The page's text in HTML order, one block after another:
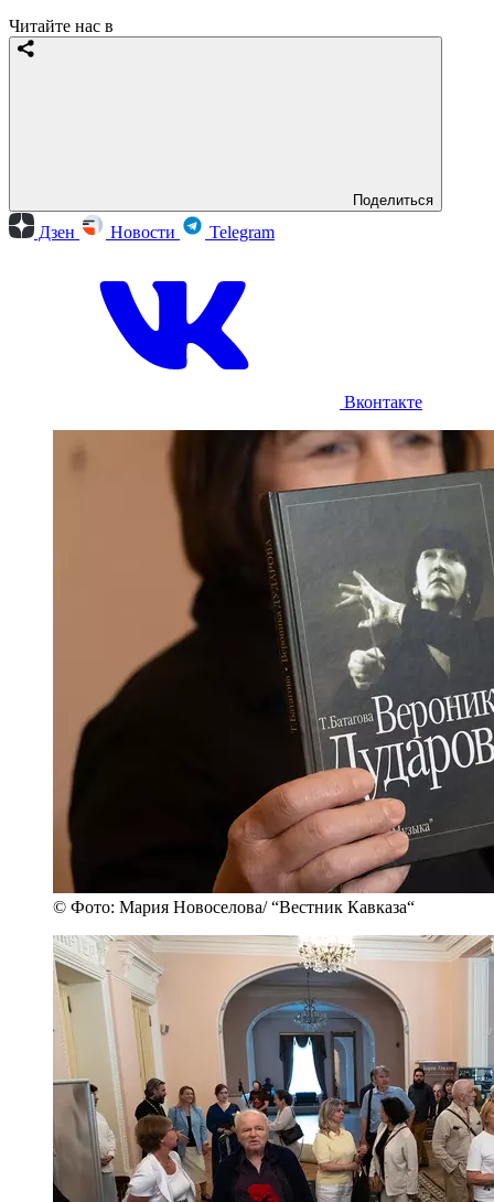
Читайте нас в
Поделиться
Дзен Новости Telegram
Вконтакте
© Фото: Мария Новоселова/ “Вестник Кавказа“